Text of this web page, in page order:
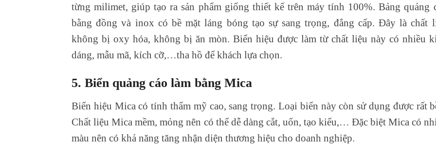
từng milimet, giúp tạo ra sản phẩm giống thiết kế trên máy tính 100%. Bảng quảng
bằng đồng và inox có bề mặt láng bóng tạo sự sang trọng, đẳng cấp. Đây là chất
không bị oxy hóa, không bị ăn mòn. Biển hiệu được làm từ chất liệu này có nhiều
dáng, mẫu mã, kích cỡ,…tha hồ để khách lựa chọn.
5. Biển quảng cáo làm bằng Mica
Biển hiệu Mica có tính thẩm mỹ cao, sang trọng. Loại biển này còn sử dụng được rất
Chất liệu Mica mềm, mỏng nên có thể dễ dàng cắt, uốn, tạo kiểu,… Đặc biệt Mica có
màu nên có khả năng tăng nhận diện thương hiệu cho doanh nghiệp.